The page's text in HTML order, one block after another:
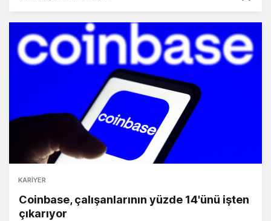
KARIYER
Coinbase, çalışanlarının yüzde 14'ünü işten
çıkarıyor